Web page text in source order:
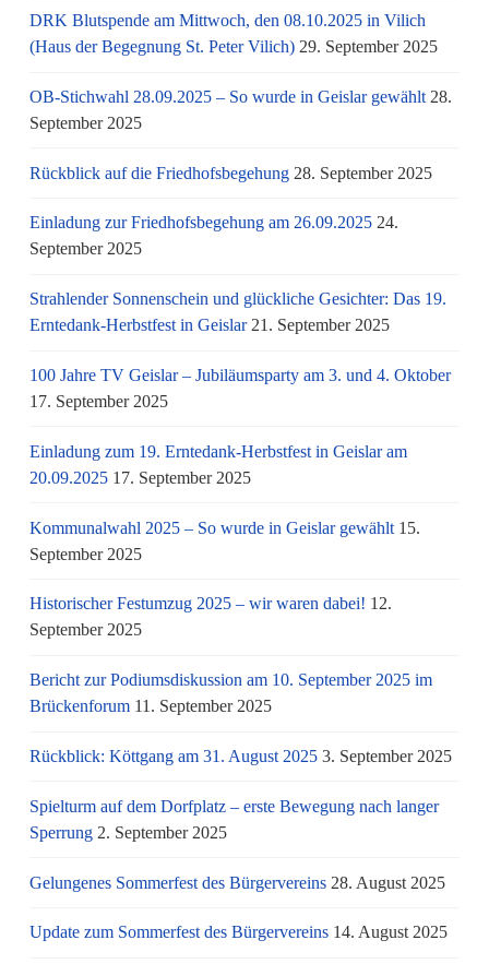
DRK Blutspende am Mittwoch, den 08.10.2025 in Vilich
(Haus der Begegnung St. Peter Vilich) 29. September 2025
OB-Stichwahl 28.09.2025 – So wurde in Geislar gewählt 28.
September 2025
Rückblick auf die Friedhofsbegehung 28. September 2025
Einladung zur Friedhofsbegehung am 26.09.2025 24.
September 2025
Strahlender Sonnenschein und glückliche Gesichter: Das 19.
Erntedank-Herbstfest in Geislar 21. September 2025
100 Jahre TV Geislar – Jubiläumsparty am 3. und 4. Oktober
17. September 2025
Einladung zum 19. Erntedank-Herbstfest in Geislar am
20.09.2025 17. September 2025
Kommunalwahl 2025 – So wurde in Geislar gewählt 15.
September 2025
Historischer Festumzug 2025 – wir waren dabei! 12.
September 2025
Bericht zur Podiumsdiskussion am 10. September 2025 im
Brückenforum 11. September 2025
Rückblick: Köttgang am 31. August 2025 3. September 2025
Spielturm auf dem Dorfplatz – erste Bewegung nach langer
Sperrung 2. September 2025
Gelungenes Sommerfest des Bürgervereins 28. August 2025
Update zum Sommerfest des Bürgervereins 14. August 2025